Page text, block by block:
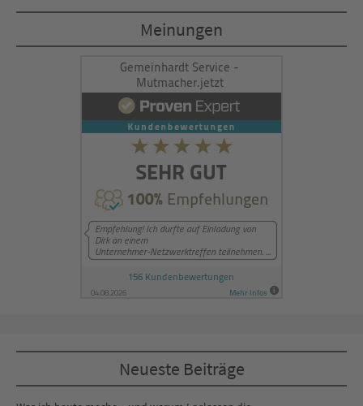
powered byUsercentrics Consent
Management Platform&eRecht24
Meinungen
Neueste Beiträge